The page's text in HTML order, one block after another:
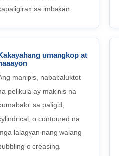
sa imbakan.
umangkop at
manipis, nababaluktot
pelikula ay makinis na
sa paligid,
o contoured na
lalagyan nang walang
o creasing.